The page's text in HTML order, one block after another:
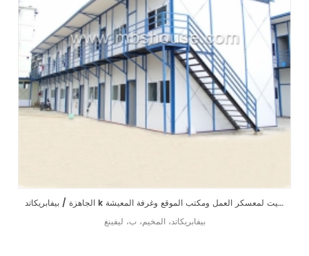
الجاهزة / بيفابريكاتد k البيت لمعسكر العمل ومكتب الموقع وغرفة المعيشة
بيفابريكاتد، المخيم، ب، ليفينغ